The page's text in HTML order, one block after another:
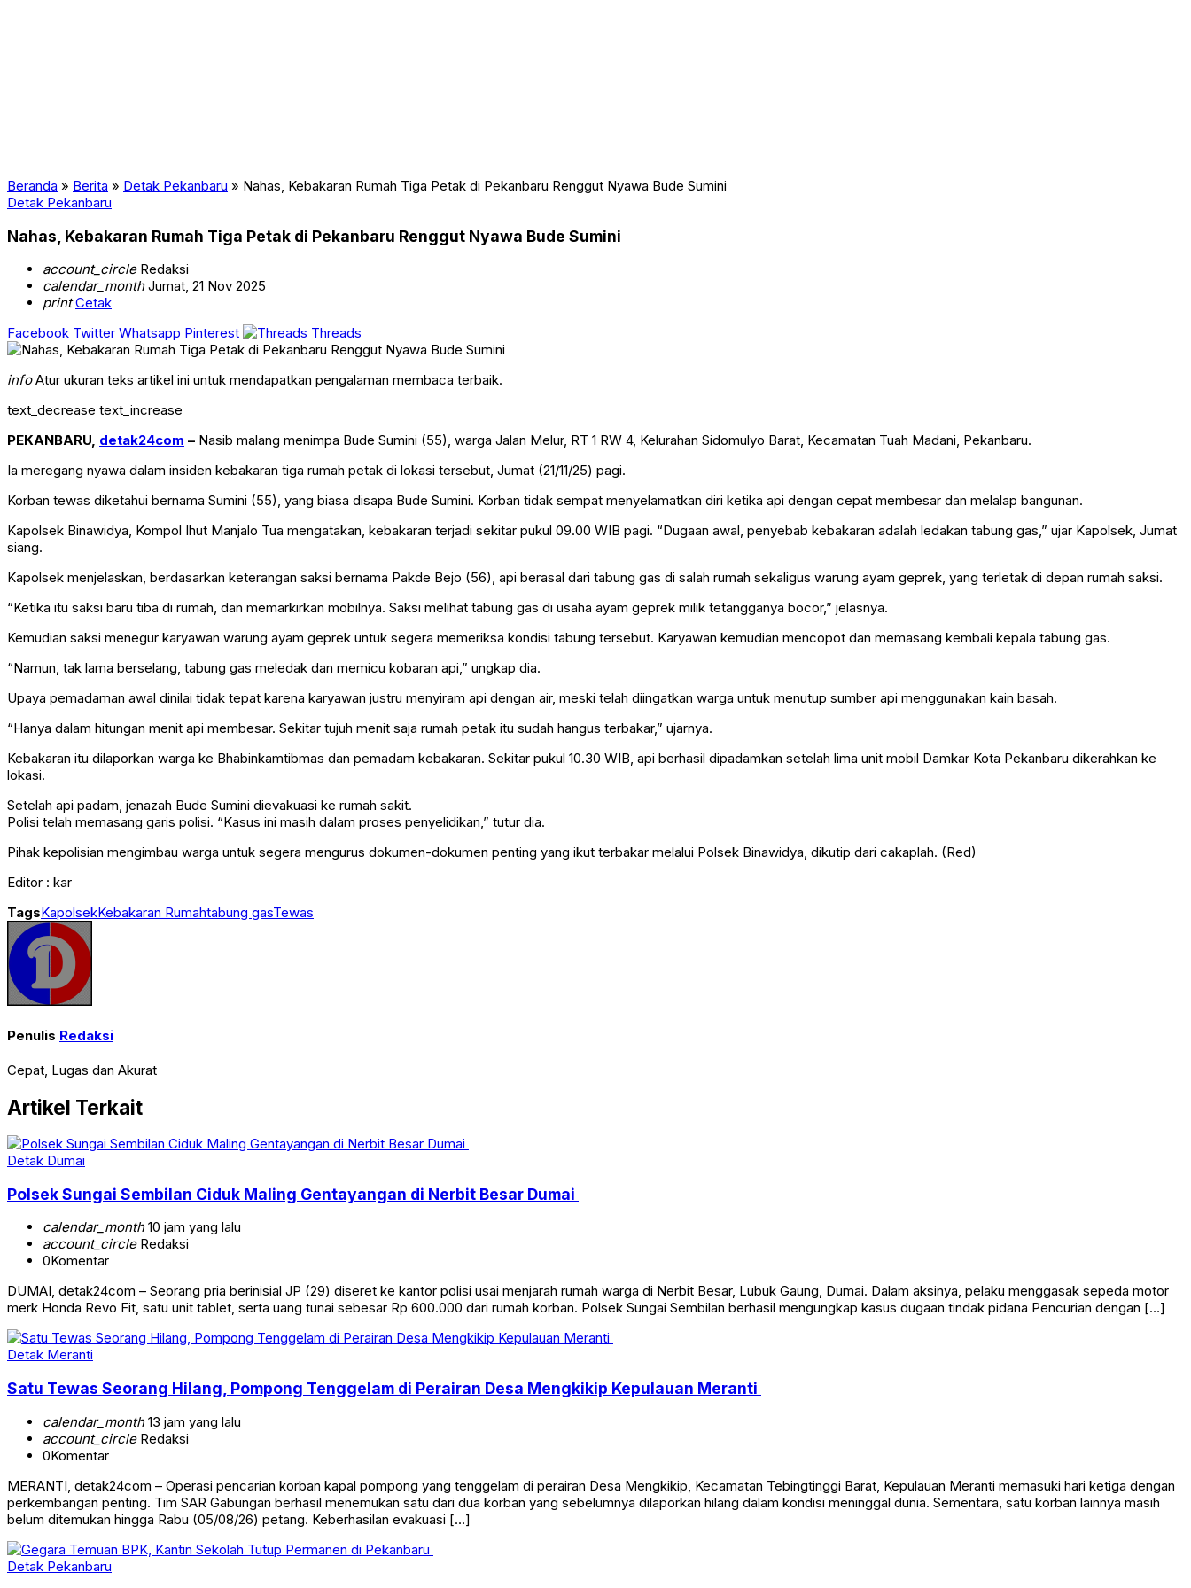
Beranda » Berita » Detak Pekanbaru » Nahas, Kebakaran Rumah Tiga Petak di Pekanbaru Renggut Nyawa Bude Sumini
Detak Pekanbaru
Nahas, Kebakaran Rumah Tiga Petak di Pekanbaru Renggut Nyawa Bude Sumini
account_circleRedaksi
calendar_monthJumat, 21 Nov 2025
print Cetak
Facebook Twitter Whatsapp Pinterest Threads
infoAtur ukuran teks artikel ini untuk mendapatkan pengalaman membaca terbaik.
text_decrease text_increase
PEKANBARU, detak24com – Nasib malang menimpa Bude Sumini (55), warga Jalan Melur, RT 1 RW 4, Kelurahan Sidomulyo Barat, Kecamatan Tuah Madani, Pekanbaru.
Ia meregang nyawa dalam insiden kebakaran tiga rumah petak di lokasi tersebut, Jumat (21/11/25) pagi.
Korban tewas diketahui bernama Sumini (55), yang biasa disapa Bude Sumini. Korban tidak sempat menyelamatkan diri ketika api dengan cepat membesar dan melalap bangunan.
Kapolsek Binawidya, Kompol Ihut Manjalo Tua mengatakan, kebakaran terjadi sekitar pukul 09.00 WIB pagi. “Dugaan awal, penyebab kebakaran adalah ledakan tabung gas,” ujar Kapolsek, Jumat
siang.
Kapolsek menjelaskan, berdasarkan keterangan saksi bernama Pakde Bejo (56), api berasal dari tabung gas di salah rumah sekaligus warung ayam geprek, yang terletak di depan rumah saksi.
“Ketika itu saksi baru tiba di rumah, dan memarkirkan mobilnya. Saksi melihat tabung gas di usaha ayam geprek milik tetangganya bocor,” jelasnya.
Kemudian saksi menegur karyawan warung ayam geprek untuk segera memeriksa kondisi tabung tersebut. Karyawan kemudian mencopot dan memasang kembali kepala tabung gas.
“Namun, tak lama berselang, tabung gas meledak dan memicu kobaran api,” ungkap dia.
Upaya pemadaman awal dinilai tidak tepat karena karyawan justru menyiram api dengan air, meski telah diingatkan warga untuk menutup sumber api menggunakan kain basah.
“Hanya dalam hitungan menit api membesar. Sekitar tujuh menit saja rumah petak itu sudah hangus terbakar,” ujarnya.
Kebakaran itu dilaporkan warga ke Bhabinkamtibmas dan pemadam kebakaran. Sekitar pukul 10.30 WIB, api berhasil dipadamkan setelah lima unit mobil Damkar Kota Pekanbaru dikerahkan ke
lokasi.
Setelah api padam, jenazah Bude Sumini dievakuasi ke rumah sakit.
Polisi telah memasang garis polisi. “Kasus ini masih dalam proses penyelidikan,” tutur dia.
Pihak kepolisian mengimbau warga untuk segera mengurus dokumen-dokumen penting yang ikut terbakar melalui Polsek Binawidya, dikutip dari cakaplah. (Red)
Editor : kar
TagsKapolsekKebakaran Rumahtabung gasTewas
Penulis Redaksi
Cepat, Lugas dan Akurat
Artikel Terkait
Detak Dumai
Polsek Sungai Sembilan Ciduk Maling Gentayangan di Nerbit Besar Dumai
calendar_month10 jam yang lalu
account_circleRedaksi
0Komentar
DUMAI, detak24com – Seorang pria berinisial JP (29) diseret ke kantor polisi usai menjarah rumah warga di Nerbit Besar, Lubuk Gaung, Dumai. Dalam aksinya, pelaku menggasak sepeda motor
merk Honda Revo Fit, satu unit tablet, serta uang tunai sebesar Rp 600.000 dari rumah korban. Polsek Sungai Sembilan berhasil mengungkap kasus dugaan tindak pidana Pencurian dengan […]
Detak Meranti
Satu Tewas Seorang Hilang, Pompong Tenggelam di Perairan Desa Mengkikip Kepulauan Meranti
calendar_month13 jam yang lalu
account_circleRedaksi
0Komentar
MERANTI, detak24com – Operasi pencarian korban kapal pompong yang tenggelam di perairan Desa Mengkikip, Kecamatan Tebingtinggi Barat, Kepulauan Meranti memasuki hari ketiga dengan
perkembangan penting. Tim SAR Gabungan berhasil menemukan satu dari dua korban yang sebelumnya dilaporkan hilang dalam kondisi meninggal dunia. Sementara, satu korban lainnya masih
belum ditemukan hingga Rabu (05/08/26) petang. Keberhasilan evakuasi […]
Detak Pekanbaru